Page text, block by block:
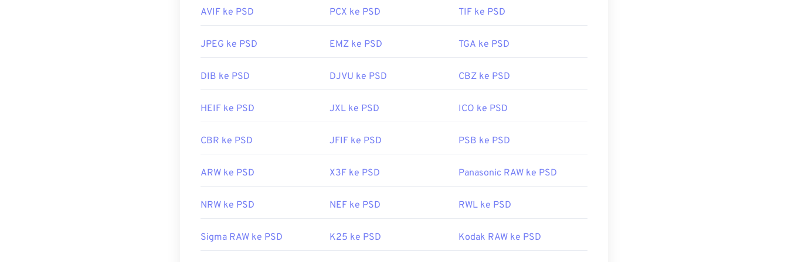
Rilis Awal:1992
mengompresi data. Umumnya, konversi dilakukan
, yang menawarkan
Tautan yang berguna:
AVIF ke PSD PCX ke PSD TIF ke PSD
JPEG ke PSD EMZ ke PSD TGA ke PSD
DIB ke PSD DJVU ke PSD CBZ ke PSD
HEIF ke PSD JXL ke PSD ICO ke PSD
CBR ke PSD JFIF ke PSD PSB ke PSD
ARW ke PSD X3F ke PSD Panasonic RAW ke PSD
NRW ke PSD NEF ke PSD RWL ke PSD
Sigma RAW ke PSD K25 ke PSD Kodak RAW ke PSD